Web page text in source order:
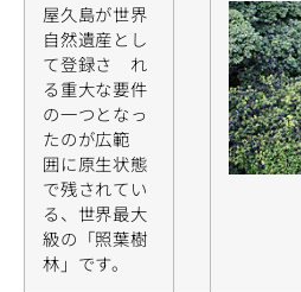
屋久島が世界
自然遺産とし
て登録さ れ
る重大な要件
の一つとなっ
たのが広範
囲に原生状態
で残されてい
る、世界最大
級の「照葉樹
林」です。